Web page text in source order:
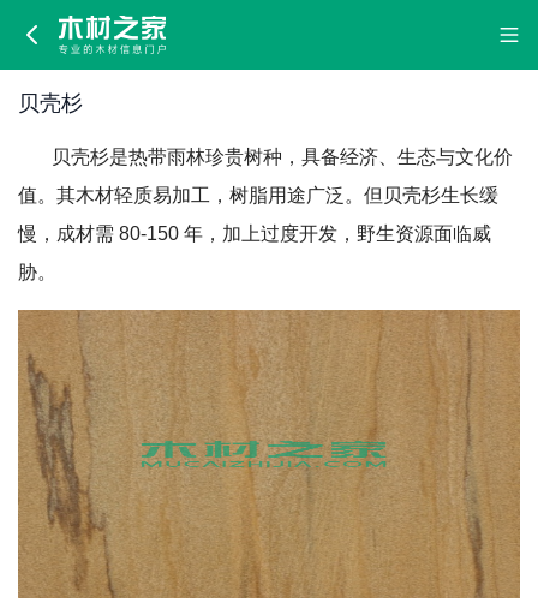
贝
壳
贝壳杉
贝壳杉是热带雨林珍贵树种，具备经济、生态与文化价
值。其木材轻质易加工，树脂用途广泛。但贝壳杉生长缓
慢，成材需 80-150 年，加上过度开发，野生资源面临威
胁。